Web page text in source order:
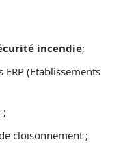
incendie;
(Etablissements
;
cloisonnement ;